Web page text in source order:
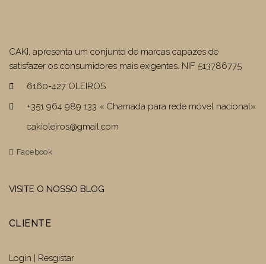
CAKI, apresenta um conjunto de marcas capazes de
satisfazer os consumidores mais exigentes. NIF 513786775
6160-427 OLEIROS
+351 964 989 133 « Chamada para rede móvel nacional»
cakioleiros@gmail.com
Facebook
VISITE O NOSSO BLOG
CLIENTE
Login | Resgistar